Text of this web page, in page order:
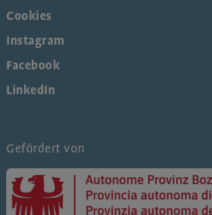
Cookies
Instagram
Facebook
LinkedIn
Gefördert von